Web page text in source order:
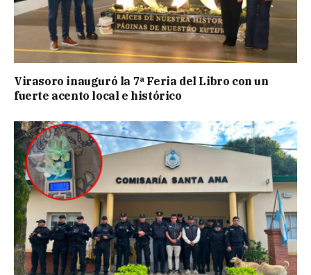
Virasoro inauguró la 7ª Feria del Libro con un
fuerte acento local e histórico